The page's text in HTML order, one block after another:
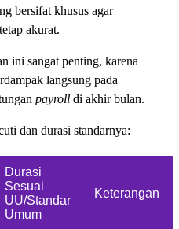
bersifat khusus agar
akurat.
ini sangat penting, karena
langsung pada
payroll di akhir bulan.
dan durasi standarnya:
Durasi
Sesuai
UU/Standar
Umum
Keterangan